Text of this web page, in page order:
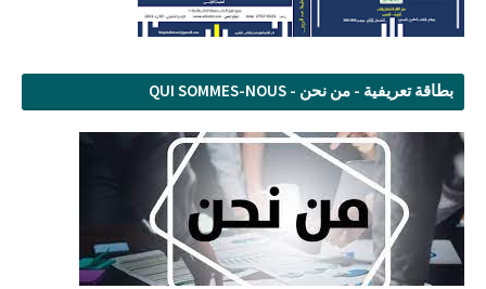
بطاقة تعريفية - من نحن - QUI SOMMES-NOUS